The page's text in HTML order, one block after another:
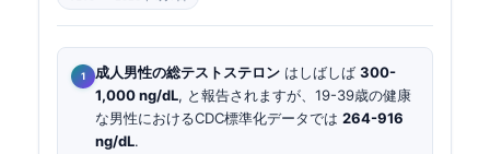
成人男性の総テストステロン はしばしば 300-
1,000 ng/dL, と報告されますが、19-39歳の健康
な男性におけるCDC標準化データでは 264-916
ng/dL.